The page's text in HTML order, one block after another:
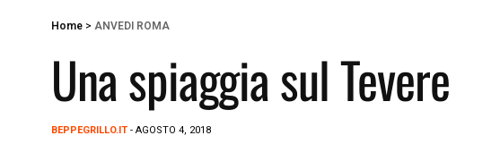
Home > ANVEDI ROMA
Una spiaggia sul Tevere
BEPPEGRILLO.IT - AGOSTO 4, 2018